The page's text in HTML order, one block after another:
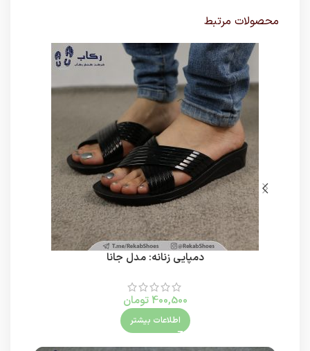
محصولات مرتبط
دمپایی زنانه: مدل جانا
400,500 تومان
اطلاعات بیشتر